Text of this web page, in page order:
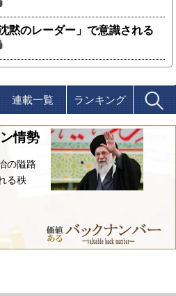
黙のレーダー」で意識される
連載一覧 ランキング
情勢
の隘路
る秩